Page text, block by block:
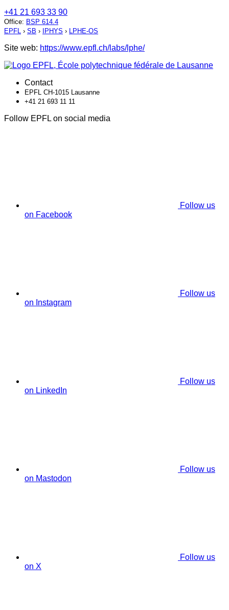
+41 21 693 33 90
Office: BSP 614.4
EPFL › SB › IPHYS › LPHE-OS
Site web: https://www.epfl.ch/labs/lphe/
Contact
EPFL CH-1015 Lausanne
+41 21 693 11 11
Follow EPFL on social media
Follow us
on Facebook
Follow us
on Instagram
Follow us
on LinkedIn
Follow us
on Mastodon
Follow us
on X